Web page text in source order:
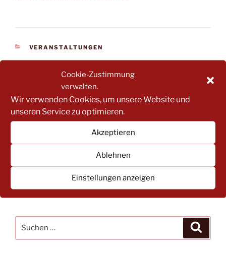
Cookie-Zustimmung
verwalten.
Wir verwenden Cookies, um unsere Website und
unseren Service zu optimieren.
Akzeptieren
Ablehnen
Einstellungen anzeigen
KATEGORIEN
VERANSTALTUNGEN
Beitragsnavigation
Vorheriger
Beitrag
ZURÜCK
November-Schulungen: Ernährung, Erste Hilfe am
Kind (ohne Zertifikat) und Fördervereine
Beitrag
KEA-Vollversammlung in Alzey am 12.12.2024
nach: